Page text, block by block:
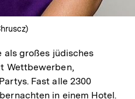
als großes jüdisches
Wettbewerben,
Fast alle 2300
in einem Hotel.